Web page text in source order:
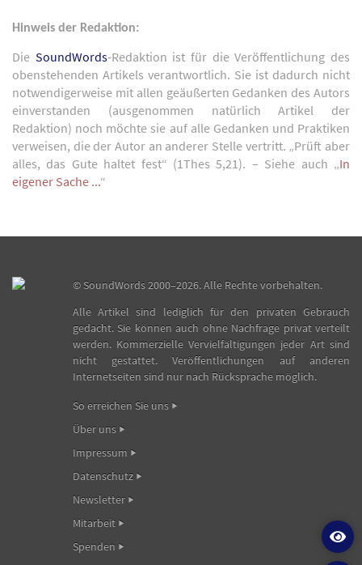
Hinweis der Redaktion:
Die SoundWords-Redaktion ist für die Veröffentlichung des
obenstehenden Artikels verantwortlich. Sie ist dadurch nicht
notwendigerweise mit allen geäußerten Gedanken des Autors
einverstanden (ausgenommen natürlich Artikel der
Redaktion) noch möchte sie auf alle Gedanken und Praktiken
verweisen, die der Autor an anderer Stelle vertritt. „Prüft aber
alles, das Gute haltet fest“ (1Thes 5,21). – Siehe auch „In
eigener Sache ...“
©SoundWords2000–2026. Alle Rechte vorbehalten.
Alle Artikel sind lediglich für den privaten Gebrauch
gedacht. Sie können auch ohne Nachfrage privat verteilt
werden. Kommerzielle Vervielfältigungen jeder Art sind
nicht gestattet. Veröffentlichungen auf anderen
Internetseiten sind nur nach Rücksprache möglich.
So erreichen Sie uns
Über uns
Impressum
Datenschutz
Newsletter
Mitarbeit
Spenden